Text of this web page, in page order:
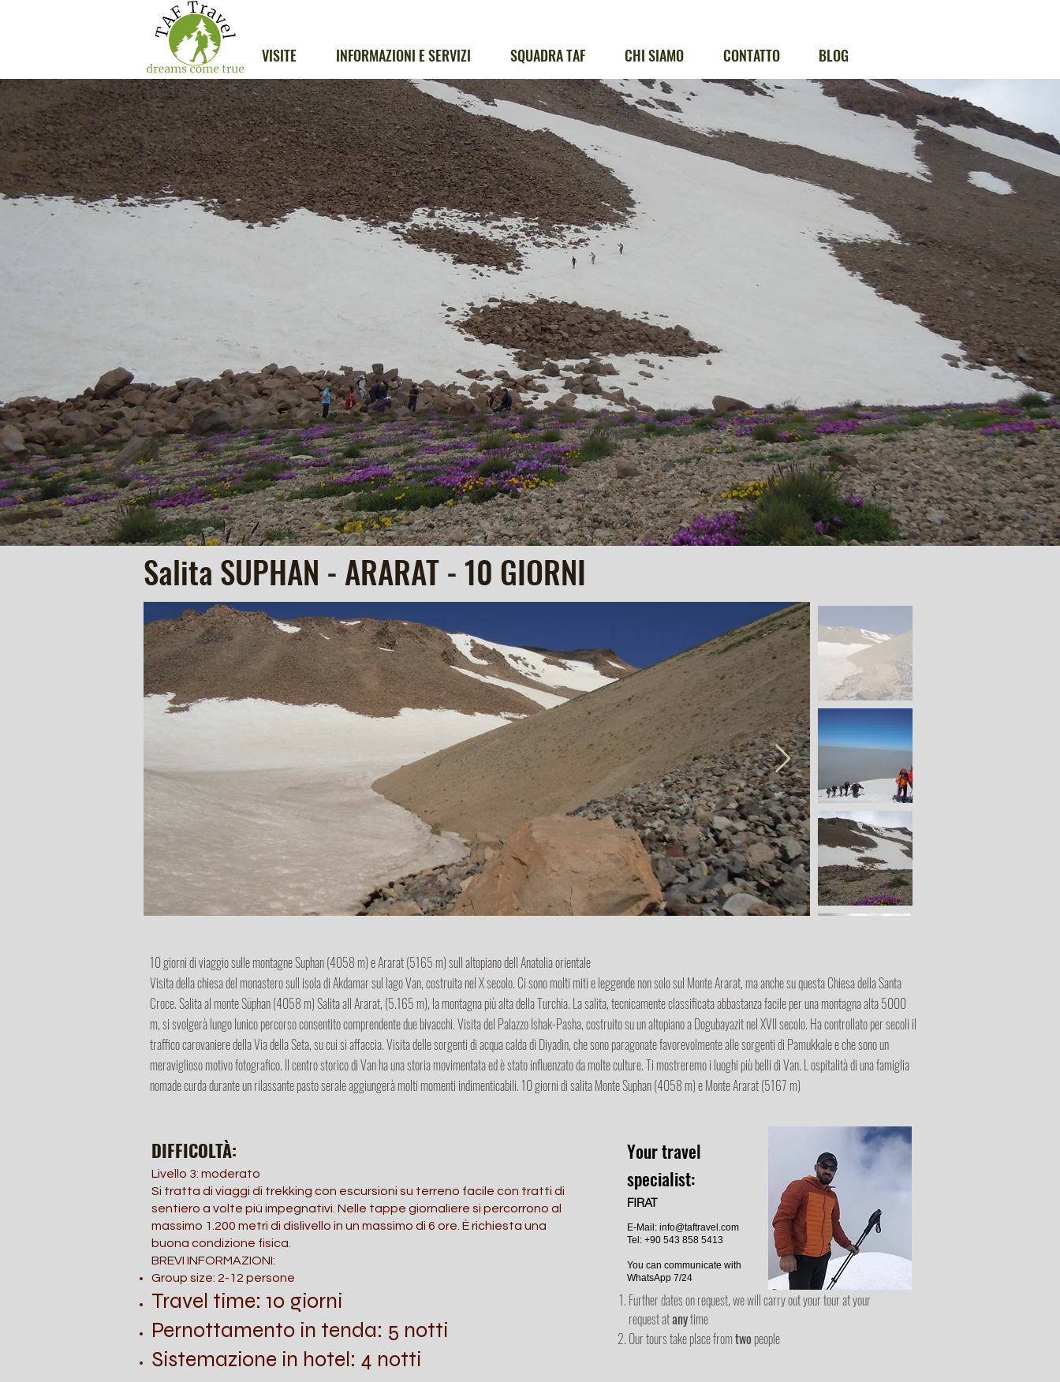
VISITE INFORMAZIONI E SERVIZI SQUADRA TAF CHI SIAMO CONTATTO BLOG
Salita SUPHAN - ARARAT - 10 GIORNI
10 giorni di viaggio sulle montagne Suphan (4058 m) e Ararat (5165 m) sull altopiano dell Anatolia orientale
Visita della chiesa del monastero sull isola di Akdamar sul lago Van, costruita nel X secolo. Ci sono molti miti e leggende non solo sul Monte Ararat, ma anche su questa Chiesa della Santa
Croce. Salita al monte Süphan (4058 m) Salita all Ararat, (5.165 m), la montagna più alta della Turchia. La salita, tecnicamente classificata abbastanza facile per una montagna alta 5000
m, si svolgerà lungo lunico percorso consentito comprendente due bivacchi. Visita del Palazzo Ishak-Pasha, costruito su un altopiano a Dogubayazit nel XVII secolo. Ha controllato per secoli il
traffico carovaniere della Via della Seta, su cui si affaccia. Visita delle sorgenti di acqua calda di Diyadin, che sono paragonate favorevolmente alle sorgenti di Pamukkale e che sono un
meraviglioso motivo fotografico. Il centro storico di Van ha una storia movimentata ed è stato influenzato da molte culture. Ti mostreremo i luoghi più belli di Van. L ospitalità di una famiglia
nomade curda durante un rilassante pasto serale aggiungerà molti momenti indimenticabili. 10 giorni di salita Monte Suphan (4058 m) e Monte Ararat (5167 m)
DIFFICOLTÀ:
Livello 3: moderato
Si tratta di viaggi di trekking con escursioni su terreno facile con tratti di
sentiero a volte più impegnativi. Nelle tappe giornaliere si percorrono al
massimo 1.200 metri di dislivello in un massimo di 6 ore. È richiesta una
buona condizione fisica.
BREVI INFORMAZIONI:
Group size: 2-12 persone
Travel time: 10 giorni
Pernottamento in tenda: 5 notti
Sistemazione in hotel: 4 notti
Your travel
specialist:
FIRAT
E-Mail: info@taftravel.com
Tel: +90 543 858 5413
You can communicate with
WhatsApp 7/24
Further dates on request, we will carry out your tour at your
request atanytime
Our tours take place fromtwo people